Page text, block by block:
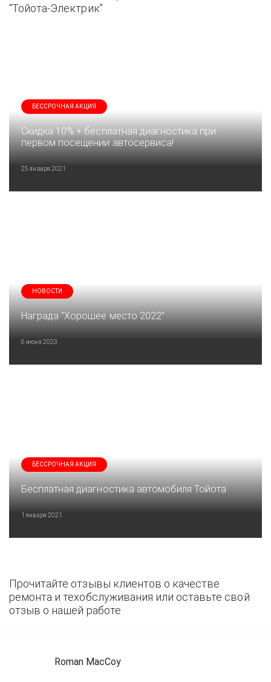
“Тойота-Электрик”
БЕССРОЧНАЯ АКЦИЯ
Скидка 10% + бесплатная диагностика при
первом посещении автосервиса!
25 января 2021
НОВОСТИ
Награда "Хорошее место 2022"
6 июня 2023
БЕССРОЧНАЯ АКЦИЯ
Бесплатная диагностика автомобиля Тойота
1 января 2021
Прочитайте отзывы клиентов о качестве
ремонта и техобслуживания или оставьте свой
отзыв о нашей работе
Roman MacCoy